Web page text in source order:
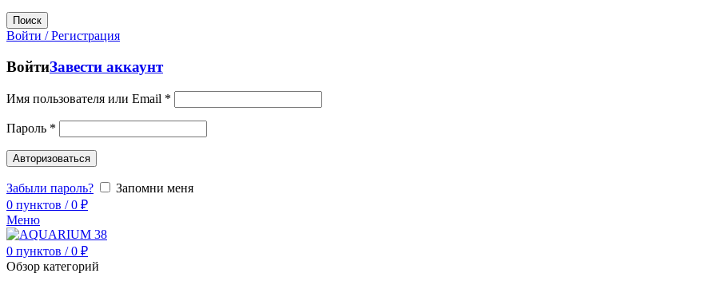
Поиск
Войти / Регистрация
ВойтиЗавести аккаунт
Имя пользователя или Email *
Пароль *
Авторизоваться
Забыли пароль?
Запомни меня
0 пунктов / 0 ₽
Меню
0 пунктов / 0 ₽
Обзор категорий